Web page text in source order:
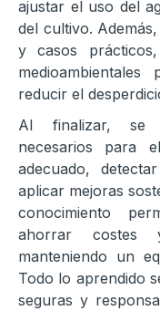
ajustar el uso del
del cultivo.
y casos
reducir el
Al finalizar, se
necesarios para
adecuado,
aplicar mejoras
conocimiento
ahorrar costes
manteniendo un
Todo lo aprendido
seguras y